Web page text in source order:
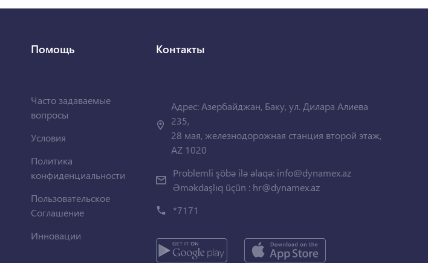
Помощь
Часто задаваемые
вопросы
Условия
Политика
конфиденциальности
Пользовательское
Соглашение
Инновации
Контакты
Адрес: Азербайджан, Баку, ул. Дилара Алиева
235,
28 мая, железнодорожная станция второй этаж,
AZ 1020
Problemli şöbə ilə əlaqə: info@dynamex.az
Əməkdaşlıq üçün : hr@dynamex.az
*7171